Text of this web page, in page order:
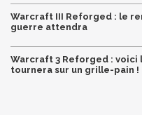
Warcraft III Reforged : le
guerre attendra
Warcraft 3 Reforged : voici
tournera sur un grille-pain !